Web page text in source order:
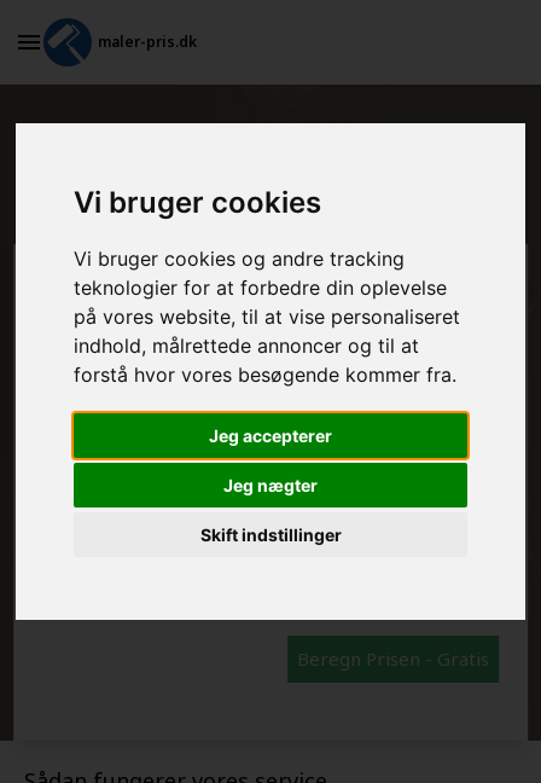
Vi bruger cookies
Vi bruger cookies og andre tracking
teknologier for at forbedre din oplevelse
på vores website, til at vise personaliseret
indhold, målrettede annoncer og til at
forstå hvor vores besøgende kommer fra.
Jeg accepterer
Jeg nægter
Skift indstillinger
maler-pris.dk
Nyrup
Beregn prisen her
MALEROPGAVER - INDVENDIGT:
MALEROPGAVER - UDVENDIGT:
FRAFLYTNINGSPAKKE:
Beregn Prisen - Gratis